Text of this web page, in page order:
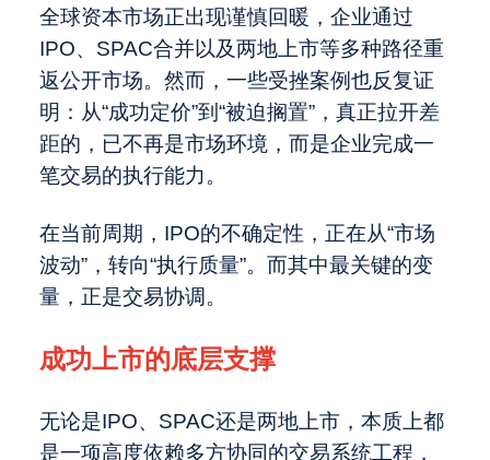
关于我们
Global - English
塑
进入全生命周期监管时代
ARC Group荣获“Great Place To
Work™ 卓越职场认证”！
高管对话 | 从赴美上市到结构重组，中
国企业跨境资本路径的再调整
Beauty出海2.0：从若羽臣收购奥伦纳
素，看中国美妆全球化升级
共庆十年卓越，ARC集团2025资本市
场与并购论坛深圳专场成功收官
最近访问
键分水岭
全球资本市场正出现谨慎回暖，企业通过
IPO、SPAC合并以及两地上市等多种路径重
返公开市场。然而，一些受挫案例也反复证
明：从“成功定价”到“被迫搁置”，真正拉开差
距的，已不再是市场环境，而是企业完成一
笔交易的执行能力。
在当前周期，IPO的不确定性，正在从“市场
波动”，转向“执行质量”。而其中最关键的变
量，正是交易协调。
成功上市的底层支撑
无论是IPO、SPAC还是两地上市，本质上都
是一项高度依赖多方协同的交易系统工程，